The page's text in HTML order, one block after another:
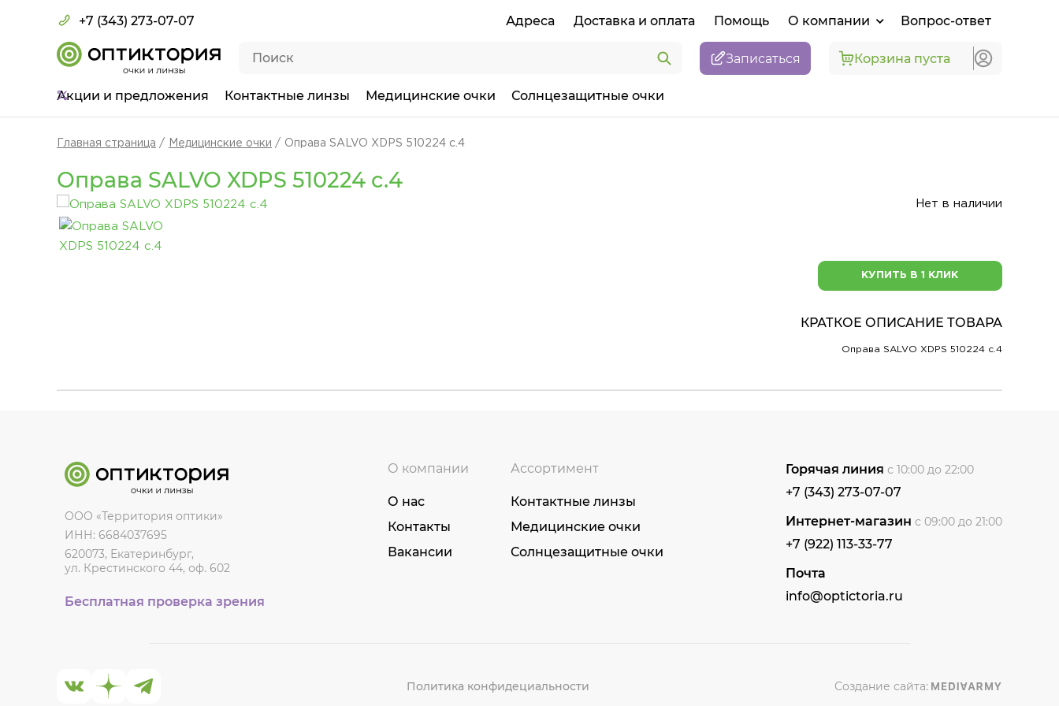
+7 (343) 273-07-07 Адреса Доставка и оплата Помощь О компании Вопрос-ответ
Записаться Корзина пуста
Акции и предложения Контактные линзы Медицинские очки Солнцезащитные очки
Главная страница Медицинские очки Оправа SALVO XDPS 510224 c.4
Оправа SALVO XDPS 510224 c.4
Нет в наличии
КУПИТЬ В 1 КЛИК
КРАТКОЕ ОПИСАНИЕ ТОВАРА
Оправа SALVO XDPS 510224 c.4
ООО «Территория оптики»
ИНН: 6684037695
620073, Екатеринбург,
ул. Крестинского 44, оф. 602
Бесплатная проверка зрения
О компании
О нас
Контакты
Вакансии
Ассортимент
Контактные линзы
Медицинские очки
Солнцезащитные очки
Горячая линия с 10:00 до 22:00
+7 (343) 273-07-07
Интернет-магазин с 09:00 до 21:00
+7 (922) 113-33-77
Почта
info@optictoria.ru
Политика конфидециальности Создание сайта: